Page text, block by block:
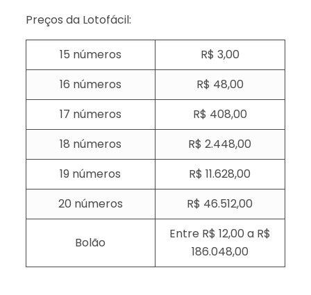
Preços da Lotofácil:
15 números
R$ 3,00
16 números
R$ 48,00
17 números
R$ 408,00
18 números
R$ 2.448,00
19 números
R$ 11.628,00
20 números
R$ 46.512,00
Bolão
Entre R$ 12,00 a R$
186.048,00